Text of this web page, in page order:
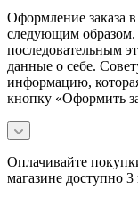
Оформление заказа
следующим образом.
последовательным
данные о себе.
информацию,
кнопку «Оформить
Оплачивайте
магазине доступно